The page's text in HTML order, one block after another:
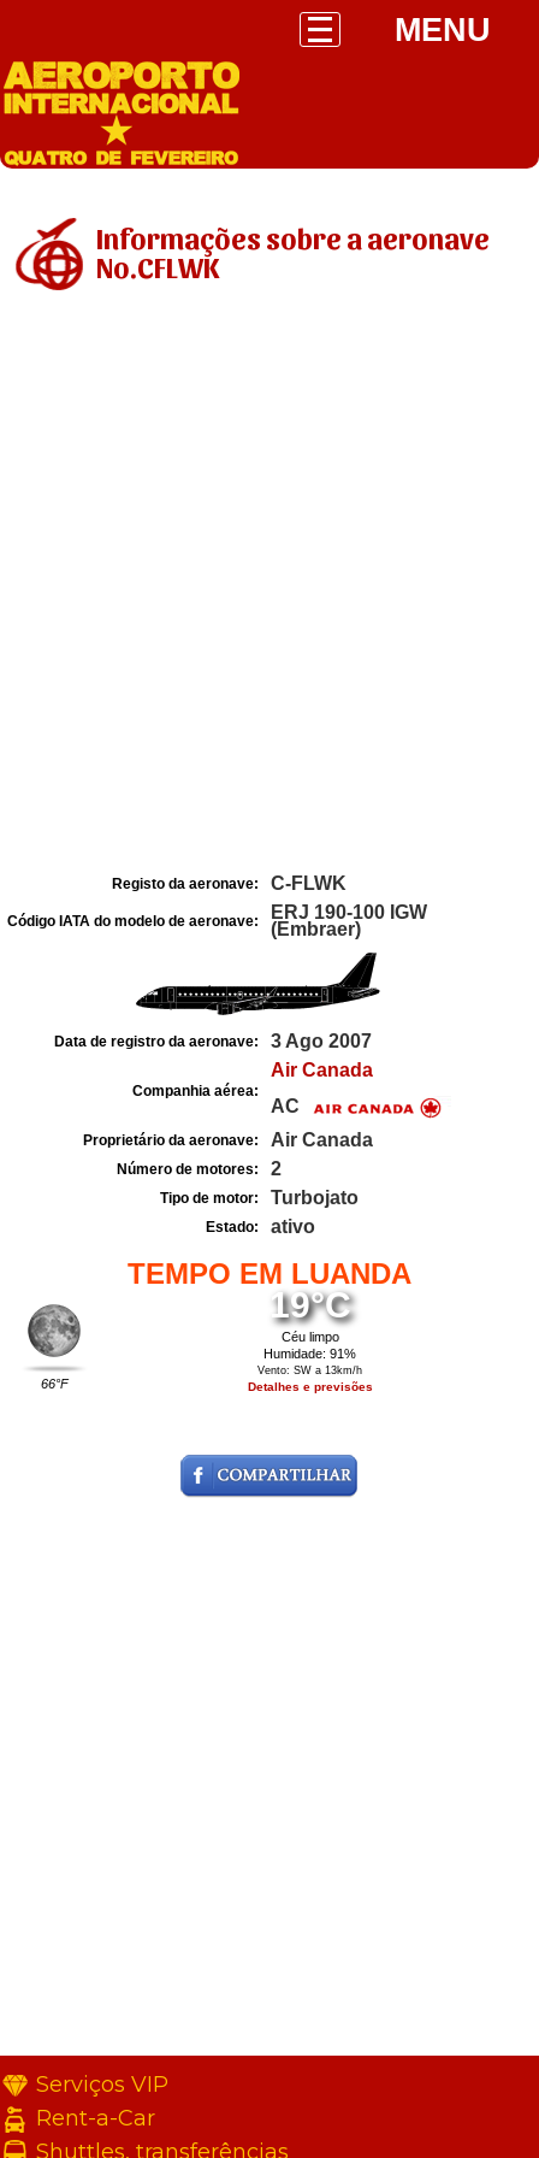
MENU
Informações sobre a aeronave
No.CFLWK
Registo da aeronave: C-FLWK
Código IATA do modelo de aeronave:
ERJ 190-100 IGW
(Embraer)
Data de registro da aeronave: 3 Ago 2007
Companhia aérea:
Air Canada
AC
Proprietário da aeronave: Air Canada
Número de motores: 2
Tipo de motor: Turbojato
Estado: ativo
TEMPO EM LUANDA
66°F
19°C
Céu limpo
Humidade: 91%
Vento: SW a 13km/h
Detalhes e previsões
Serviços VIP
Rent-a-Car
Shuttles, transferências